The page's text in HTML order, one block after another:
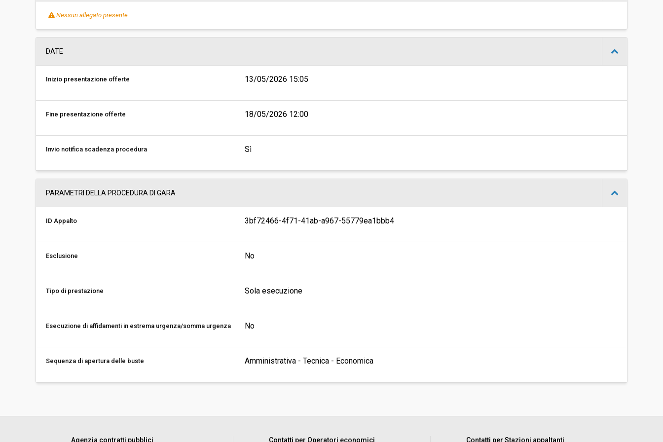
Nessun allegato presente
DATE
Inizio presentazione offerte 13/05/2026 15:05
Fine presentazione offerte 18/05/2026 12:00
Invio notifica scadenza procedura Sì
PARAMETRI DELLA PROCEDURA DI GARA
ID Appalto 3bf72466-4f71-41ab-a967-55779ea1bbb4
Esclusione No
Tipo di prestazione Sola esecuzione
Esecuzione di affidamenti in estrema urgenza/somma urgenza No
Sequenza di apertura delle buste Amministrativa - Tecnica - Economica
Agenzia contratti pubblici Contatti per Operatori economici Contatti per Stazioni appaltanti